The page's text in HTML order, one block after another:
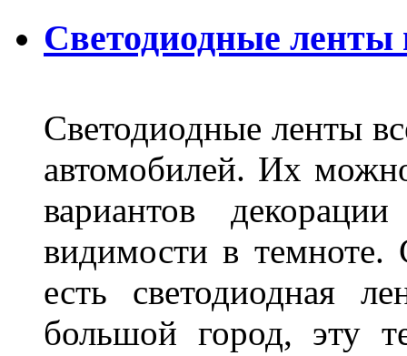
Светодиодные
Светодиодные ленты
автомобилей. Их
вариантов
видимости в темноте.
есть светодиодная
большой город, эту